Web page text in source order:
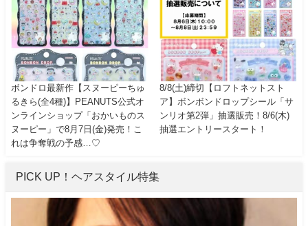
ボンドロ最新作【スヌーピーちゅ
るきら(全4種)】PEANUTS公式オ
ンラインショップ「おかいものス
ヌーピー」で8月7日(金)発売！こ
れは争奪戦の予感…♡
8/8(土)締切【ロフトネットスト
ア】ボンボンドロップシール「サ
ンリオ第2弾」抽選販売！8/6(木)
抽選エントリースタート！
PICK UP！ヘアスタイル特集